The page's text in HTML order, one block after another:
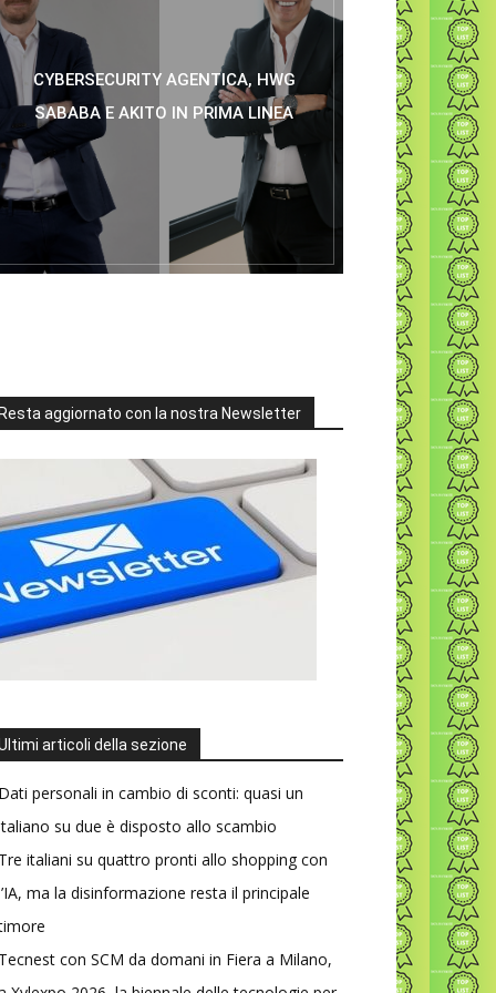
CYBERSECURITY AGENTICA, HWG
SABABA E AKITO IN PRIMA LINEA
aggiornato con la nostra Newsletter
articoli della sezione
personali in cambio di sconti: quasi un
su due è disposto allo scambio
italiani su quattro pronti allo shopping con
ma la disinformazione resta il principale
con SCM da domani in Fiera a Milano,